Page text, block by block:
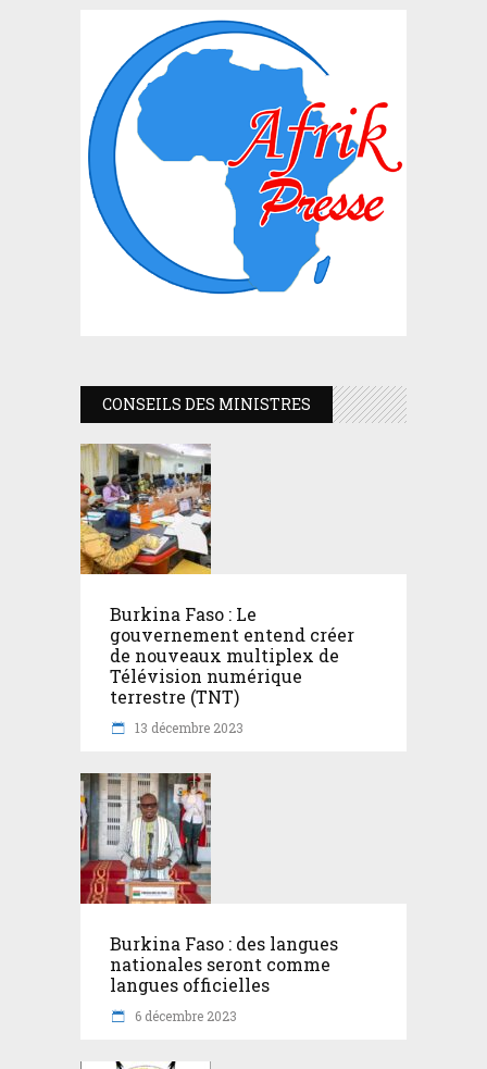
CONSEILS DES MINISTRES
Burkina Faso : Le
gouvernement entend créer
de nouveaux multiplex de
Télévision numérique
terrestre (TNT)
13 décembre 2023
Burkina Faso : des langues
nationales seront comme
langues officielles
6 décembre 2023